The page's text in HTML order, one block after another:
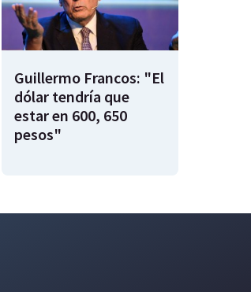
Guillermo Francos: "El
dólar tendría que
estar en 600, 650
pesos"